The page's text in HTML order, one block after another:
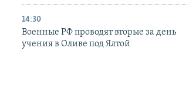
14:30
Военные РФ проводят вторые за день
учения в Оливе под Ялтой